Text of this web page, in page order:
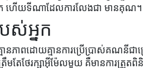
នក ហើយទីណាដែលការលែងជា មានគុណ។
ស់អ្នក
ានភាពដោយគ្មានការប្រើប្រាស់គណ
រឹមតែថែរក្សាអ៊ីម៉ែលមួយ គឺមានការត្រួ